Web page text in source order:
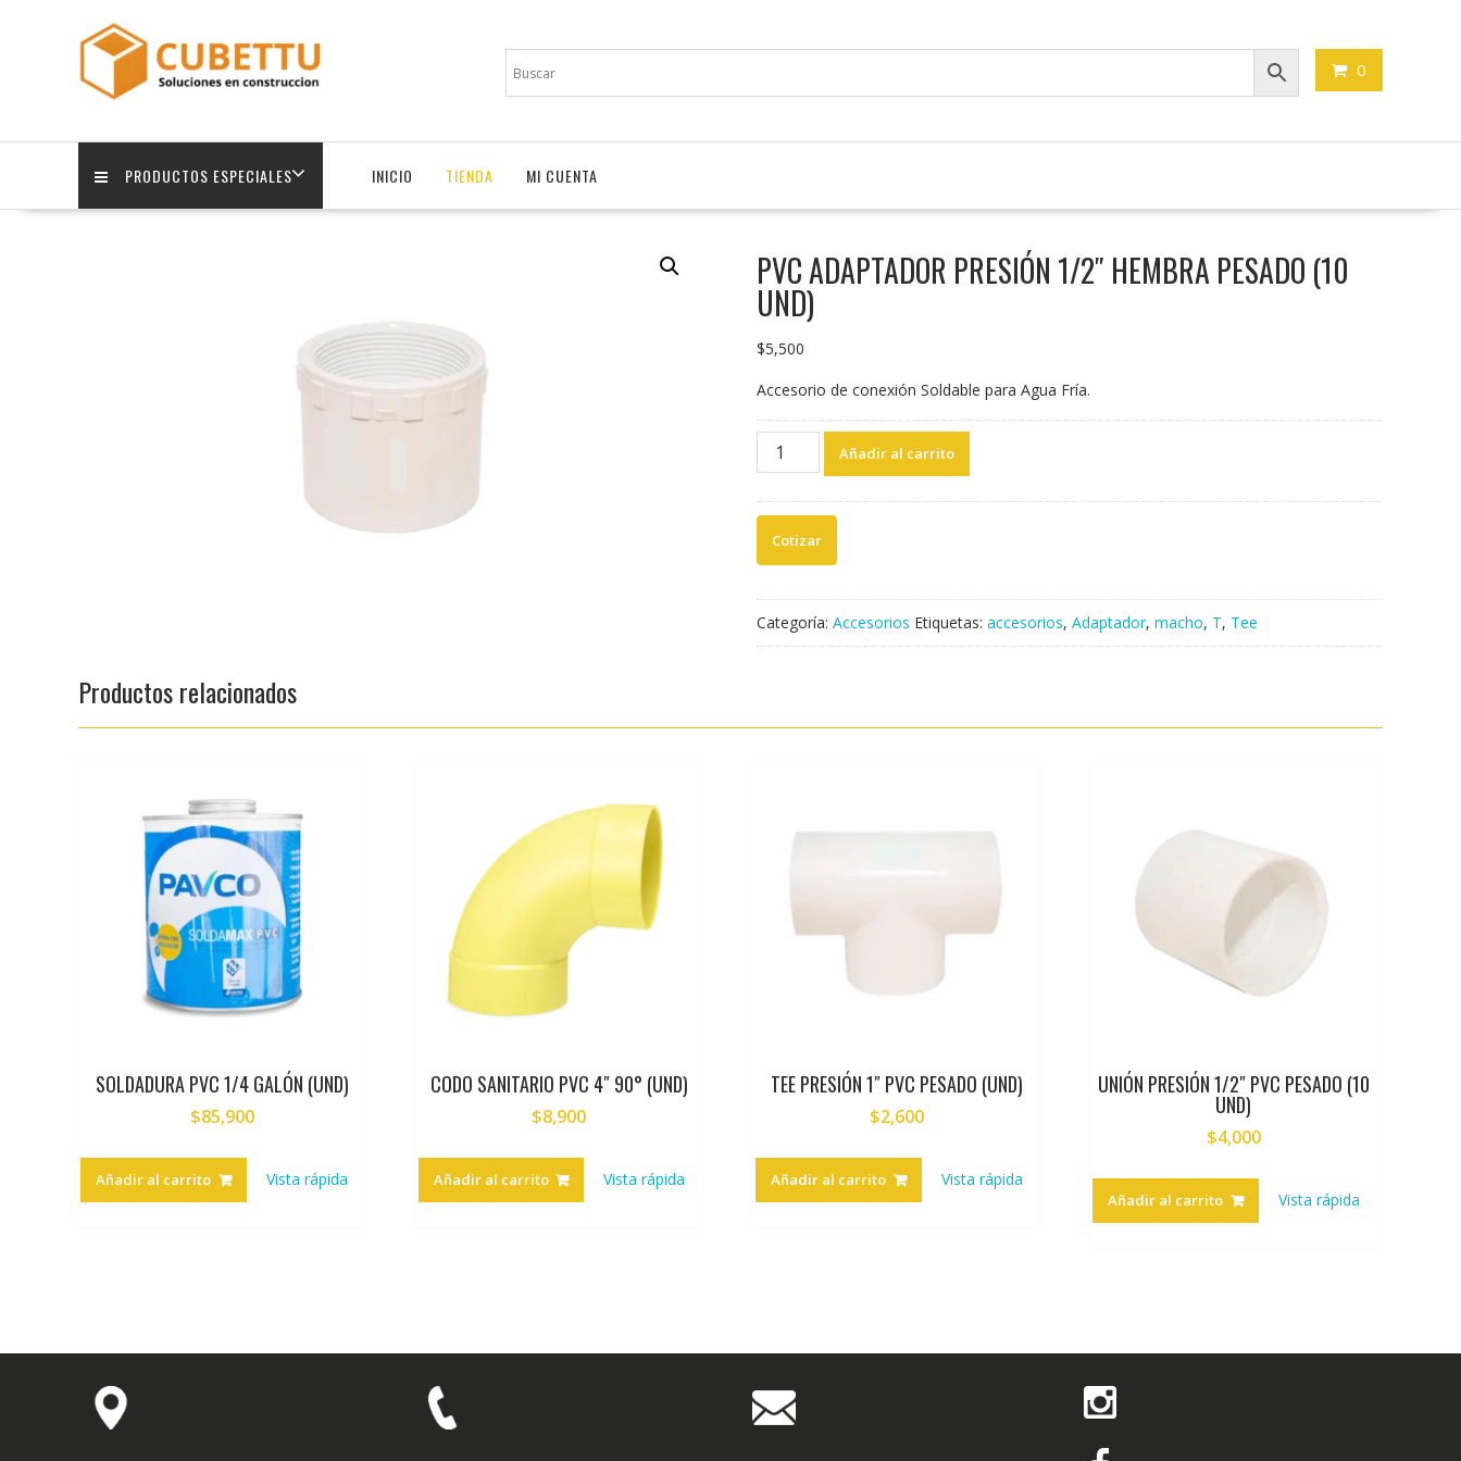
0
PRODUCTOS ESPECIALES INICIO TIENDA MI CUENTA
PVC ADAPTADOR PRESIÓN 1/2″ HEMBRA PESADO (10
UND)
$5,500
Accesorio de conexión Soldable para Agua Fría.
PVC
ADAPTADOR
1/2"
HEMBRA
PESADO
cantidad
Añadir al carrito
Categoría: Accesorios Etiquetas: accesorios, Adaptador, macho, T, Tee
Productos relacionados
SOLDADURA PVC 1/4 GALÓN (UND)
$85,900
Añadir al carrito Vista rápida
CODO SANITARIO PVC 4″ 90° (UND)
$8,900
Añadir al carrito Vista rápida
TEE PRESIÓN 1″ PVC PESADO (UND)
$2,600
Añadir al carrito Vista rápida
UNIÓN PRESIÓN 1/2″ PVC PESADO (10
UND)
$4,000
Añadir al carrito Vista rápida